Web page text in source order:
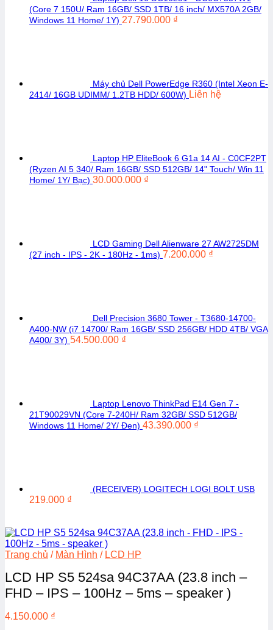
(Core 7 150U/ Ram 16GB/ SSD 1TB/ 16 inch/ MX570A 2GB/
Windows 11 Home/ 1Y) 27.790.000 ₫
Máy chủ Dell PowerEdge R360 (Intel Xeon E-
2414/ 16GB UDIMM/ 1.2TB HDD/ 600W) Liên hệ
Laptop HP EliteBook 6 G1a 14 AI - C0CF2PT
(Ryzen AI 5 340/ Ram 16GB/ SSD 512GB/ 14" Touch/ Win 11
Home/ 1Y/ Bạc) 30.000.000 ₫
LCD Gaming Dell Alienware 27 AW2725DM
(27 inch - IPS - 2K - 180Hz - 1ms) 7.200.000 ₫
Dell Precision 3680 Tower - T3680-14700-
A400-NW (i7 14700/ Ram 16GB/ SSD 256GB/ HDD 4TB/ VGA
A400/ 3Y) 54.500.000 ₫
Laptop Lenovo ThinkPad E14 Gen 7 -
21T90029VN (Core 7-240H/ Ram 32GB/ SSD 512GB/
Windows 11 Home/ 2Y/ Đen) 43.390.000 ₫
(RECEIVER) LOGITECH LOGI BOLT USB
219.000 ₫
Trang chủ / Màn Hình / LCD HP
LCD HP S5 524sa 94C37AA (23.8 inch –
FHD – IPS – 100Hz – 5ms – speaker )
4.150.000 ₫